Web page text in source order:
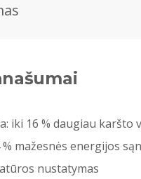
iki 16 % daugiau karšto
% mažesnės energijos
nustatymas